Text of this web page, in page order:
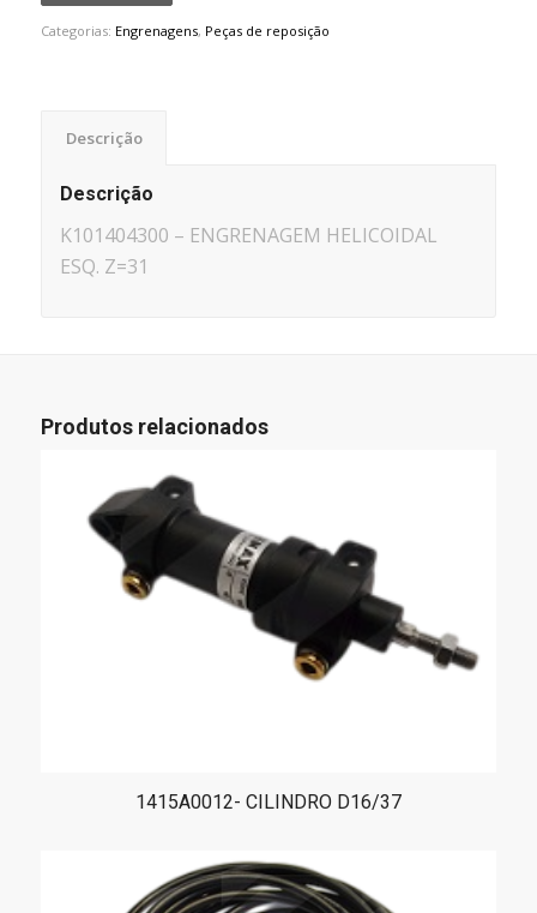
Categorias: Engrenagens, Peças de reposição
Descrição
Descrição
K101404300 – ENGRENAGEM HELICOIDAL
ESQ. Z=31
Produtos relacionados
1415A0012- CILINDRO D16/37